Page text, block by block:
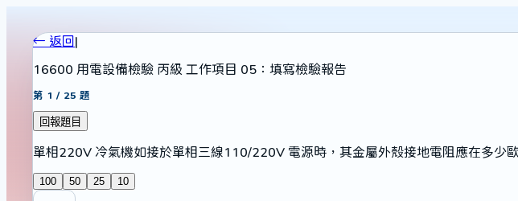
← 返回|
16600 用電設備檢驗 丙級 工作項目 05：填寫檢驗報告
第 1 / 25 題
回報題目
單相220V 冷氣機如接於單相三線110/220V 電源時，其金屬外殼接地電阻應在多少
100 50 25 10